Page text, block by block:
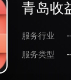
青岛收
服务行业
服务类型